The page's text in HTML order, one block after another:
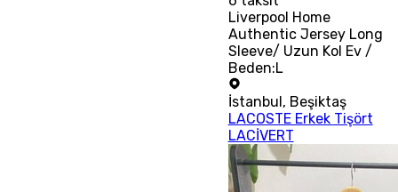
Liverpool Home
Authentic Jersey Long
Sleeve/ Uzun Kol Ev /
Beden:L
İstanbul , Beşiktaş
LACOSTE Erkek Tişört
LACİVERT